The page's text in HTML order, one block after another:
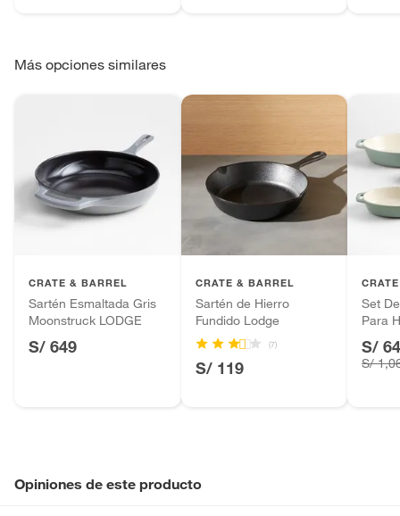
Más opciones similares
CRATE & BARREL
Sartén Esmaltada Gris
Moonstruck LODGE
S/ 649
CRATE & BARREL
Sartén de Hierro
Fundido Lodge
(7)
S/ 119
Set
Para
S/
S/
Opiniones de este producto